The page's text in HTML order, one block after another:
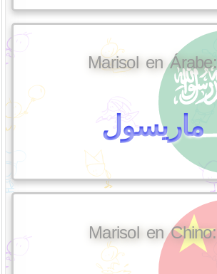
Marisol en Árabe:
ماريسول
Marisol en Chino: